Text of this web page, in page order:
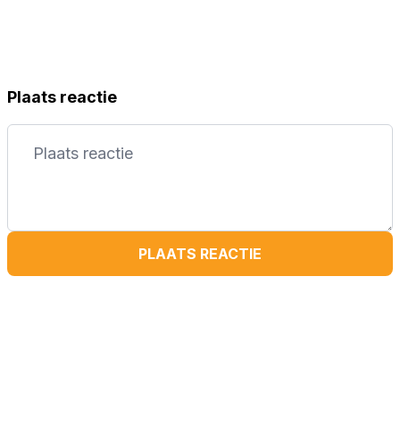
Plaats reactie
PLAATS REACTIE